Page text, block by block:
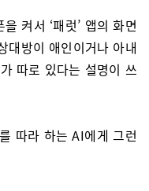
켜서 ‘패럿’ 앱의 화면
대방이 애인이거나 아내
따로 있다는 설명이 쓰
따라 하는 AI에게 그런